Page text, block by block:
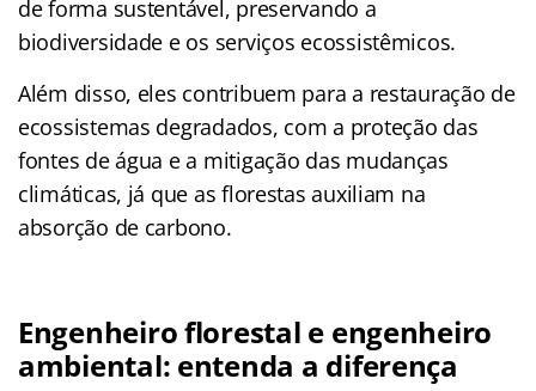
de forma sustentável, preservando a
biodiversidade e os serviços ecossistêmicos.
Além disso, eles contribuem para a restauração de
ecossistemas degradados, com a proteção das
fontes de água e a mitigação das mudanças
climáticas, já que as florestas auxiliam na
absorção de carbono.
Engenheiro florestal e engenheiro
ambiental: entenda a diferença